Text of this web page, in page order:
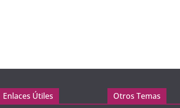
Enlaces Útiles Otros Temas